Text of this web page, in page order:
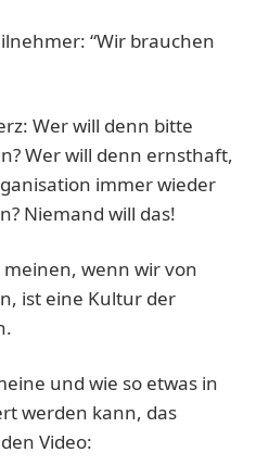
“Wir brauchen
Wer will denn bitte
Wer will denn ernsthaft,
immer wieder
Niemand will das!
meinen, wenn wir von
ist eine Kultur der
und wie so etwas in
werden kann, das
Video: